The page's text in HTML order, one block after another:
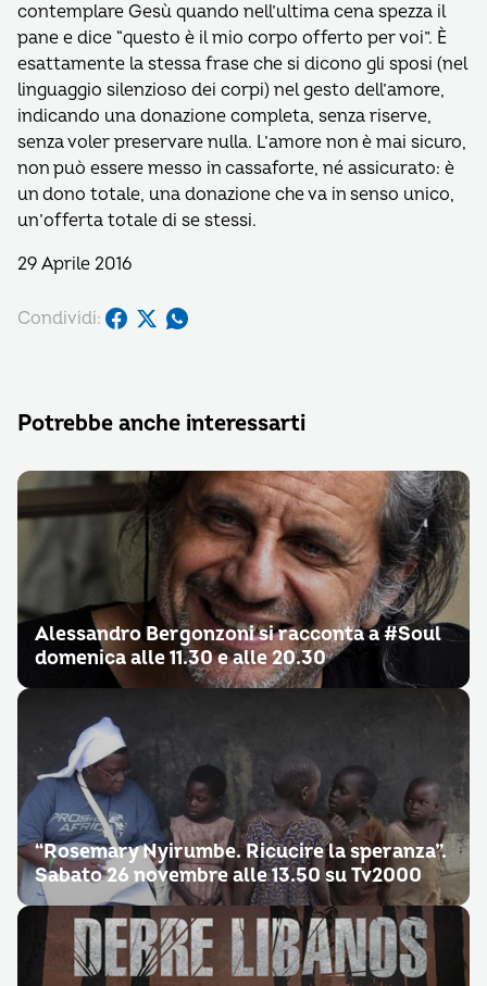
contemplare Gesù quando nell’ultima cena spezza il
pane e dice “questo è il mio corpo offerto per voi”. È
esattamente la stessa frase che si dicono gli sposi (nel
linguaggio silenzioso dei corpi) nel gesto dell’amore,
indicando una donazione completa, senza riserve,
senza voler preservare nulla. L’amore non è mai sicuro,
non può essere messo in cassaforte, né assicurato: è
un dono totale, una donazione che va in senso unico,
un’offerta totale di se stessi.
29 Aprile 2016
Condividi:
Potrebbe anche interessarti
Alessandro Bergonzoni si racconta a #Soul
domenica alle 11.30 e alle 20.30
“Rosemary Nyirumbe. Ricucire la speranza”.
Sabato 26 novembre alle 13.50 su Tv2000